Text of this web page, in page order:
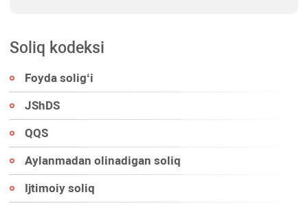
Soliq kodeksi
Foyda soligʻi
JShDS
QQS
Aylanmadan olinadigan soliq
Ijtimoiy soliq